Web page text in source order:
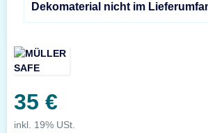
Dekomaterial nicht im
35 €
inkl. 19% USt.